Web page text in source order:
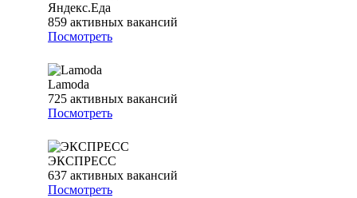
Яндекс.Еда
859 активных вакансий
Посмотреть
Lamoda
725 активных вакансий
Посмотреть
ЭКСПРЕСС
637 активных вакансий
Посмотреть